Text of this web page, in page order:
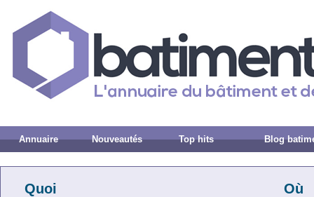
Annuaire Nouveautés Top hits Blog
Quoi Où